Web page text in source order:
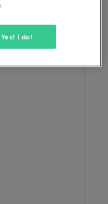
Yes! I do!